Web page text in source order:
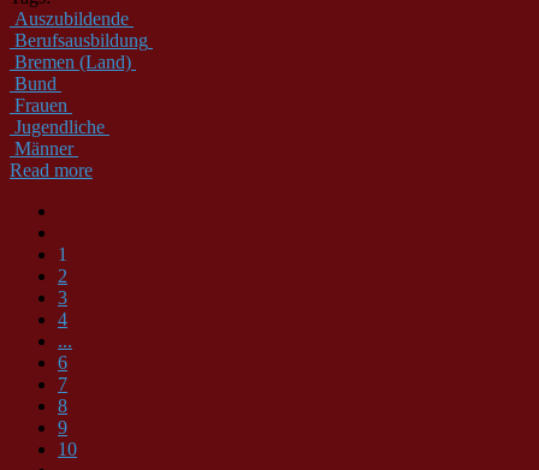
Auszubildende
Berufsausbildung
Bremen (Land)
Bund
Frauen
Jugendliche
Männer
Read more
1
2
3
4
...
6
7
8
9
10